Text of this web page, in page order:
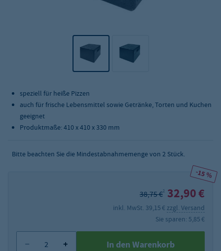
speziell für heiße Pizzen
auch für frische Lebensmittel sowie Getränke, Torten und Kuchen
geeignet
Produktmaße: 410 x 410 x 330 mm
Bitte beachten Sie die Mindestabnahmemenge von 2 Stück.
-15 %
38,75 €2 32,90 €
inkl. MwSt. 39,15 € zzgl. Versand
Sie sparen: 5,85 €
In den Warenkorb